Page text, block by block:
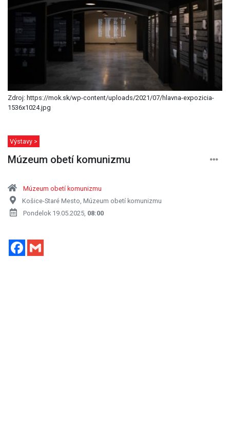
Zdroj: https://mok.sk/wp-content/uploads/2021/07/hlavna-expozicia-
1536x1024.jpg
Výstavy >
Múzeum obetí komunizmu
Múzeum obetí komunizmu
Košice-Staré Mesto, Múzeum obetí komunizmu
Pondelok 19.05.2025, 08:00
Facebook